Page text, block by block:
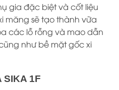
gia đặc biệt và cốt liệu
măng sẽ tạo thành vữa
các lỗ rỗng và mao dẫn
như bề mặt gốc xi
SIKA 1F